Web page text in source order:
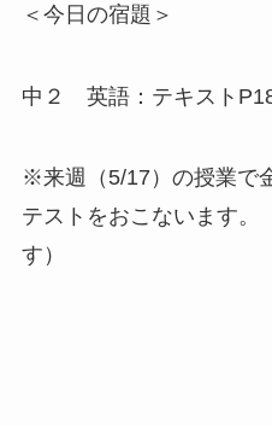
＜今日の宿題＞
中２ 英語：テキスト
※来週（5/17）の授業で
テストをおこないます。
す）